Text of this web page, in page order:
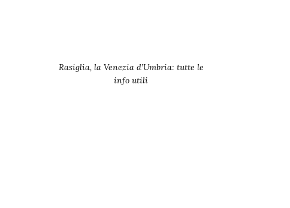
Rasiglia, la Venezia d’Umbria: tutte le
info utili